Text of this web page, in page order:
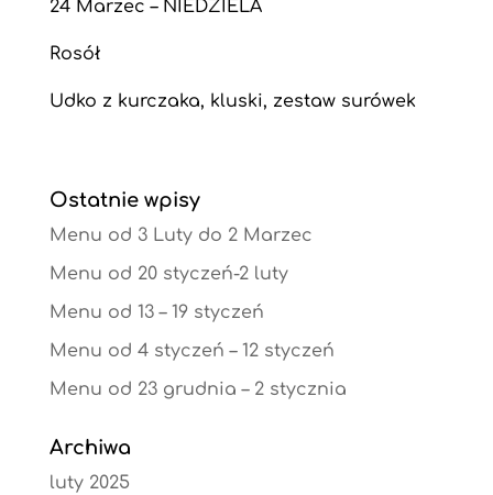
24 Marzec – NIEDZIELA
Rosół
Udko z kurczaka, kluski, zestaw surówek
Ostatnie wpisy
Menu od 3 Luty do 2 Marzec
Menu od 20 styczeń-2 luty
Menu od 13 – 19 styczeń
Menu od 4 styczeń – 12 styczeń
Menu od 23 grudnia – 2 stycznia
Archiwa
luty 2025